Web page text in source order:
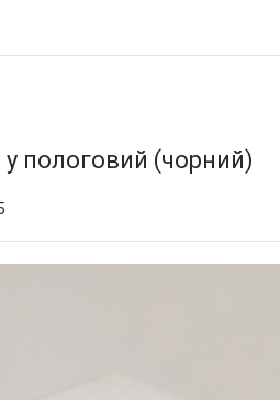
у пологовий (чорний)